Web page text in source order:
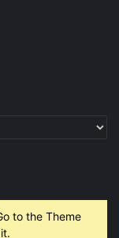
to the Theme